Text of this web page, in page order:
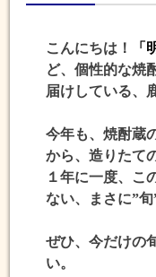
こんにちは！ 「
ど、個性的な焼
届けしている、
今年も、焼酎蔵
から、造りたて
１年に一度、こ
ない、まさに”旬
ぜひ、今だけの
い。